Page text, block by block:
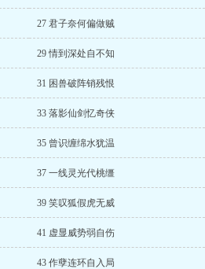
27 君子奈何偏做贼
29 情到深处自不知
31 困兽破阵销残恨
33 落影仙剑忆奇侠
35 曾识缠绵水犹温
37 一线灵光代桃缰
39 笑叹狐假虎无威
41 虚显威势弱自伤
43 作孽连环自入局